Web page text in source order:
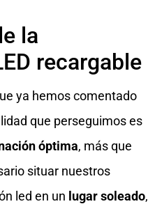
la
recargable
ya hemos comentado
que perseguimos es
óptima, más que
situar nuestros
led en un lugar soleado,